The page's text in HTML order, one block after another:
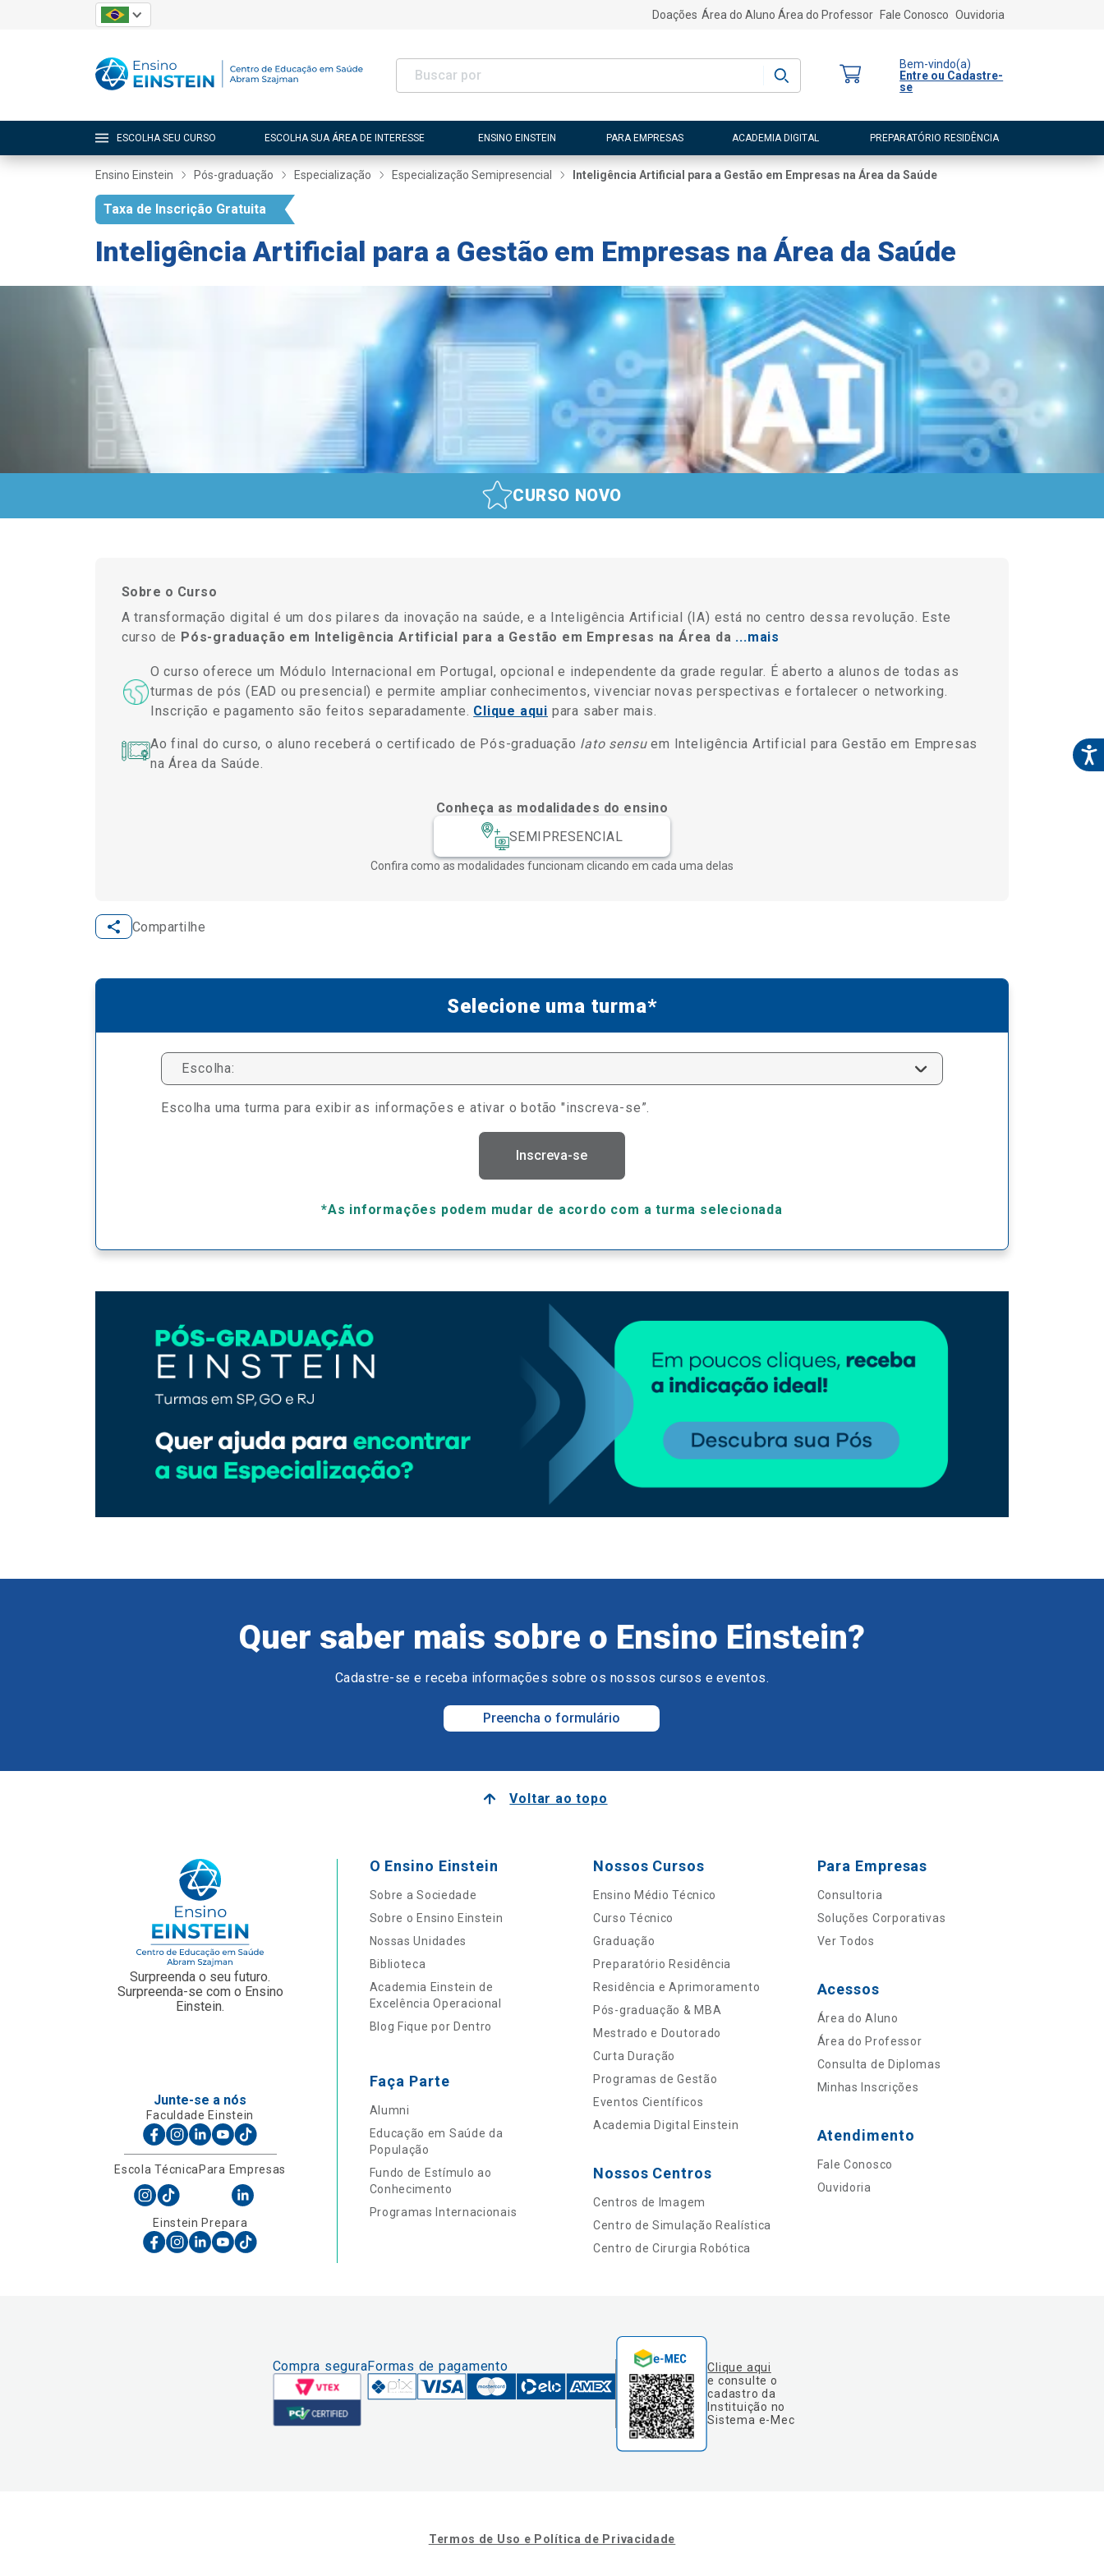
Doações Área do Aluno Área do Professor Fale Conosco Ouvidoria
Bem-vindo(a)
Entre ou Cadastre-
se
ESCOLHA SEU CURSO ESCOLHA SUA ÁREA DE INTERESSE ENSINO EINSTEIN PARA EMPRESAS ACADEMIA DIGITAL PREPARATÓRIO RESIDÊNCIA
Ensino Einstein Pós-graduação Especialização Especialização Semipresencial Inteligência Artificial para a Gestão em Empresas na Área da Saúde
Taxa de Inscrição Gratuita
Inteligência Artificial para a Gestão em Empresas na Área da Saúde
CURSO NOVO
Sobre o Curso
A transformação digital é um dos pilares da inovação na saúde, e a Inteligência Artificial (IA) está no centro dessa revolução. Este
curso de Pós-graduação em Inteligência Artificial para a Gestão em Empresas na Área da ...mais
O curso oferece um Módulo Internacional em Portugal, opcional e independente da grade regular. É aberto a alunos de todas as
turmas de pós (EAD ou presencial) e permite ampliar conhecimentos, vivenciar novas perspectivas e fortalecer o networking.
Inscrição e pagamento são feitos separadamente. Clique aqui para saber mais.
Ao final do curso, o aluno receberá o certificado de Pós-graduação lato sensuem Inteligência Artificial para Gestão em Empresas
na Área da Saúde.
Conheça as modalidades do ensino
SEMIPRESENCIAL
Confira como as modalidades funcionam clicando em cada uma delas
Compartilhe
Selecione uma turma*
Escolha:
Escolha uma turma para exibir as informações e ativar o botão "inscreva-se”.
Inscreva-se
*As informações podem mudar de acordo com a turma selecionada
Quer saber mais sobre o Ensino Einstein?
Cadastre-se e receba informações sobre os nossos cursos e eventos.
Preencha o formulário
Voltar ao topo
Surpreenda o seu futuro.
Surpreenda-se com o Ensino
Einstein.
Junte-se a nós
Faculdade Einstein
Escola TécnicaPara Empresas
Einstein Prepara
O Ensino Einstein
Sobre a Sociedade
Sobre o Ensino Einstein
Nossas Unidades
Biblioteca
Academia Einstein de
Excelência Operacional
Blog Fique por Dentro
Faça Parte
Alumni
Educação em Saúde da
População
Fundo de Estímulo ao
Conhecimento
Programas Internacionais
Nossos Cursos
Ensino Médio Técnico
Curso Técnico
Graduação
Preparatório Residência
Residência e Aprimoramento
Pós-graduação & MBA
Mestrado e Doutorado
Curta Duração
Programas de Gestão
Eventos Científicos
Academia Digital Einstein
Nossos Centros
Centros de Imagem
Centro de Simulação Realística
Centro de Cirurgia Robótica
Para Empresas
Consultoria
Soluções Corporativas
Ver Todos
Acessos
Área do Aluno
Área do Professor
Consulta de Diplomas
Minhas Inscrições
Atendimento
Fale Conosco
Ouvidoria
Compra seguraFormas de pagamento
Clique aqui
e consulte o
cadastro da
Instituição no
Sistema e-Mec
Termos de Uso e Política de Privacidade